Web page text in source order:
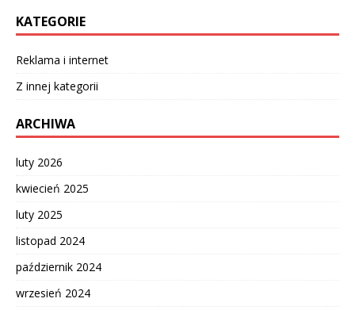
KATEGORIE
Reklama i internet
Z innej kategorii
ARCHIWA
luty 2026
kwiecień 2025
luty 2025
listopad 2024
październik 2024
wrzesień 2024